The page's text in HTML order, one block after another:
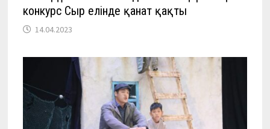
конкурс Сыр елінде қанат қақты
14.04.2023